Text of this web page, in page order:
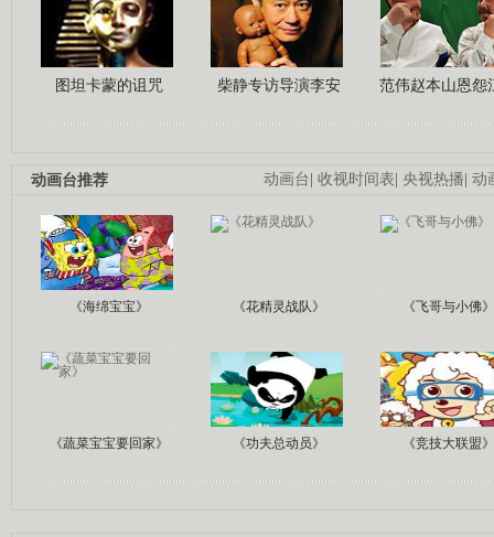
图坦卡蒙的诅咒 柴静专访导演李安 范伟赵本山恩怨
动画台 收视时间表 央视热播 动
动画台推荐
《海绵宝宝》 《花精灵战队》 《飞哥与小佛》
《蔬菜宝宝要回家》 《功夫总动员》 《竞技大联盟》